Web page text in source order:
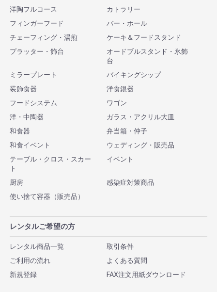
洋陶フルコース
カトラリー
フィンガーフード
バー・ホール
チェーフィング・湯煎
ケーキ＆フードスタンド
プラッター・飾台
オードブルスタンド・氷飾
台
ミラープレート
バイキングシップ
装飾食器
洋食銀器
フードシステム
ワゴン
洋・中陶器
ガラス・アクリル大皿
和食器
弁当箱・仲子
和食イベント
ウェディング・販売品
テーブル・クロス・スカー
ト
イベント
厨房
感染症対策商品
使い捨て容器（販売品）
レンタルご希望の方
レンタル商品一覧
取引条件
ご利用の流れ
よくある質問
新規登録
FAX注文用紙ダウンロード